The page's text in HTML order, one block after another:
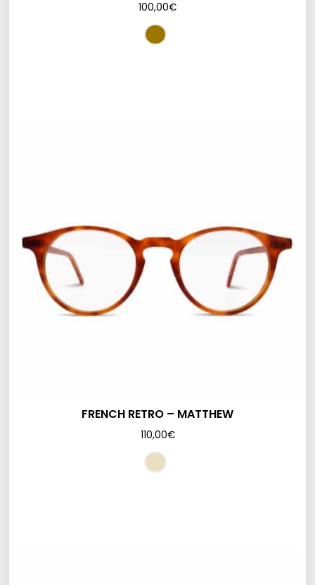
100,00€
FRENCH RETRO – MATTHEW
110,00€